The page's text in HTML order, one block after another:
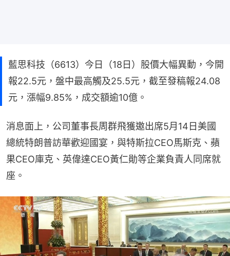
藍思科技（6613）今日（18日）股價大幅異動，今開
報22.5元，盤中最高觸及25.5元，截至發稿報24.08
元，漲幅9.85%，成交額逾10億。
消息面上，公司董事長周群飛獲邀出席5月14日美國
總統特朗普訪華歡迎國宴，與特斯拉CEO馬斯克、蘋
果CEO庫克、英偉達CEO黃仁勛等企業負責人同席就
座。